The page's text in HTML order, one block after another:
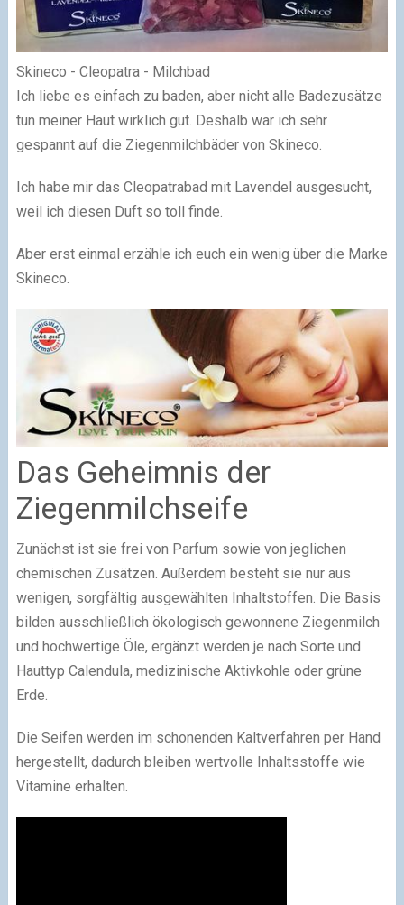
Skineco - Cleopatra - Milchbad
Ich liebe es einfach zu baden, aber nicht alle Badezusätze
tun meiner Haut wirklich gut. Deshalb war ich sehr
gespannt auf die Ziegenmilchbäder von Skineco.
Ich habe mir das Cleopatrabad mit Lavendel ausgesucht,
weil ich diesen Duft so toll finde.
Aber erst einmal erzähle ich euch ein wenig über die Marke
Skineco.
Das Geheimnis der
Ziegenmilchseife
Zunächst ist sie frei von Parfum sowie von jeglichen
chemischen Zusätzen. Außerdem besteht sie nur aus
wenigen, sorgfältig ausgewählten Inhaltstoffen. Die Basis
bilden ausschließlich ökologisch gewonnene Ziegenmilch
und hochwertige Öle, ergänzt werden je nach Sorte und
Hauttyp Calendula, medizinische Aktivkohle oder grüne
Erde.
Die Seifen werden im schonenden Kaltverfahren per Hand
hergestellt, dadurch bleiben wertvolle Inhaltsstoffe wie
Vitamine erhalten.